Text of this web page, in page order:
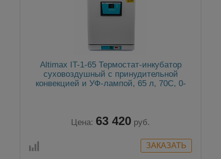
Altimax IT-1-65 Термостат-инкубатор
суховоздушный с принудительной
конвекцией и УФ-лампой, 65 л, 70С, 0-
Цена: 63 420 руб.